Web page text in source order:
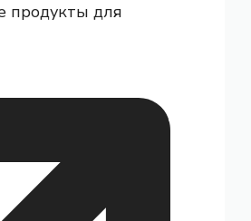
продукты для